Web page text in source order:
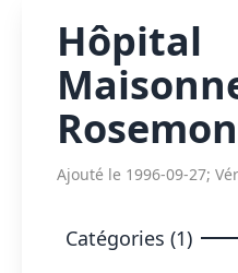
Hôpital
Ajouté le 1996-09-27;
Catégories (1)